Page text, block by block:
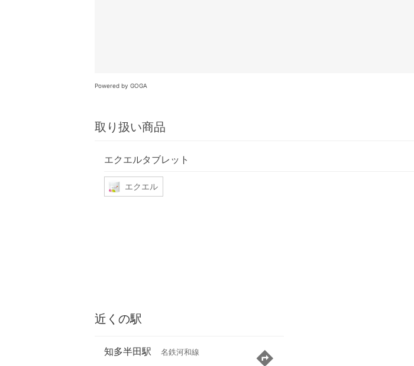
Powered by GOGA
取り扱い商品
エクエルタブレット
エクエル
近くの駅
知多半田駅 名鉄河和線